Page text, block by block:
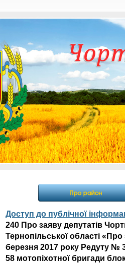
Доступ до публічної
240 Про заяву депутатів
Тернопільської області
березня 2017 року Редуту №
58 мотопіхотної бригади